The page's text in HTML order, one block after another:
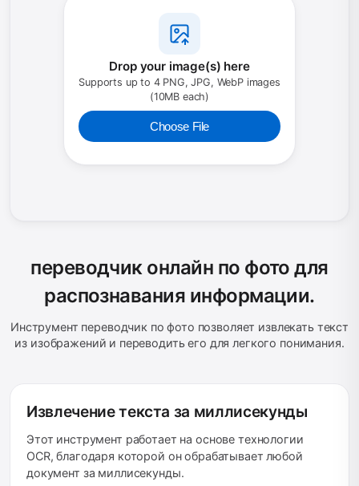
Drop your image(s) here
Supports up to 4 PNG, JPG, WebP images
(10MB each)
Choose File
переводчик онлайн по фото для
распознавания информации.
Инструмент переводчик по фото позволяет извлекать текст
из изображений и переводить его для легкого понимания.
Извлечение текста за миллисекунды
Этот инструмент работает на основе технологии
OCR, благодаря которой он обрабатывает любой
документ за миллисекунды.